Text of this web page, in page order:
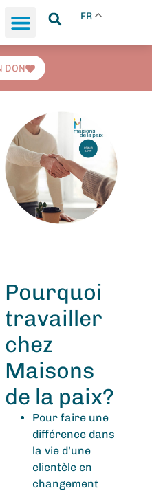
FR
DON
Pourquoi
travailler
chez
Maisons
de la paix?
Pour faire une
différence dans
la vie d’une
clientèle en
changement